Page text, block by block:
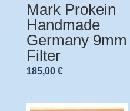
Mark Prokein
Handmade
Germany 9mm
Filter
185,00 €